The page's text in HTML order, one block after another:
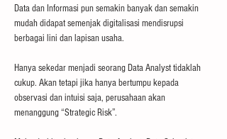
Data dan Informasi pun semakin banyak dan semakin
mudah didapat semenjak digitalisasi mendisrupsi
berbagai lini dan lapisan usaha.
Hanya sekedar menjadi seorang Data Analyst tidaklah
cukup. Akan tetapi jika hanya bertumpu kepada
observasi dan intuisi saja, perusahaan akan
menanggung “Strategic Risk”.